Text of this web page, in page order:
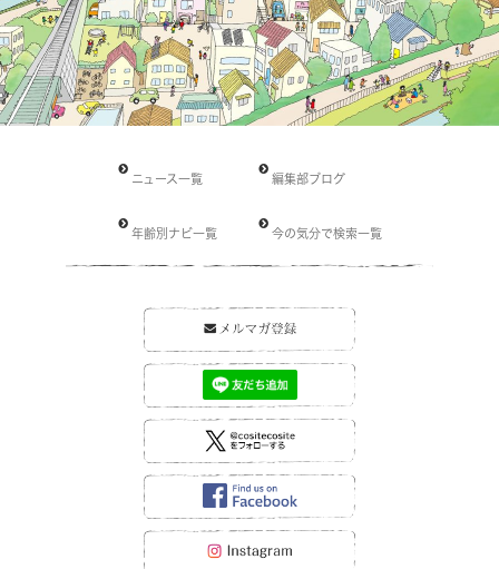
ニュース一覧 編集部ブログ
年齢別ナビ一覧 今の気分で検索一覧